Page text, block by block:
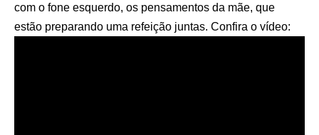
com o fone esquerdo, os pensamentos da mãe, que
estão preparando uma refeição juntas. Confira o vídeo: